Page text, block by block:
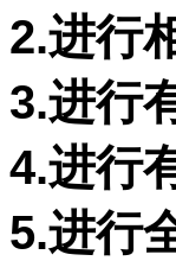
2.进行
3.进行
4.进行
5.进行